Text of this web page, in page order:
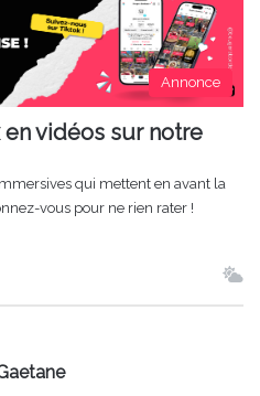
Annonce
vidéos sur notre
qui mettent en avant la
vous pour ne rien rater !